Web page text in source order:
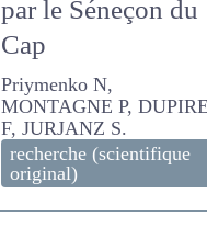
surfaces
herbagères par le
Séneçon du Cap
Priymenko N, MONTAGNE
P, DUPIRE F, JURJANZ S.
recherche (scientifique
original)